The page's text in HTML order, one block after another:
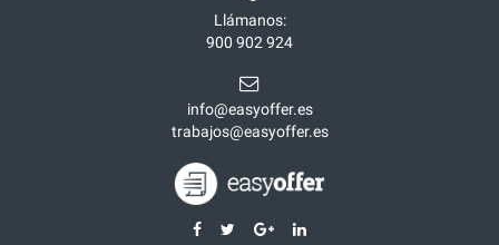
Llámanos:
900 902 924
info@easyoffer.es
trabajos@easyoffer.es